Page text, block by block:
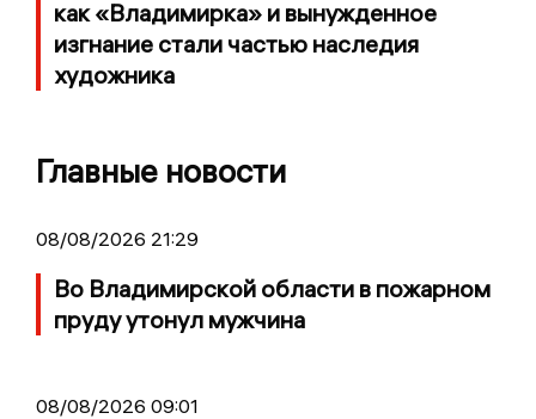
как «Владимирка» и вынужденное
изгнание стали частью наследия
художника
Главные новости
08/08/2026 21:29
Во Владимирской области в пожарном
пруду утонул мужчина
08/08/2026 09:01